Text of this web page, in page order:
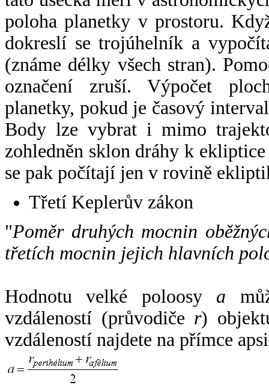
poloha planetky v prostoru.
dokreslí se trojúhelník a
(známe délky všech stran).
označení zruší. Výpočet
planetky, pokud je časový
Body lze vybrat i mimo
zohledněn sklon dráhy k
se pak počítají jen v rovině
Třetí Keplerův zákon
"Poměr druhých mocnin
třetích mocnin jejich hlavních
Hodnotu velké poloosy a
vzdáleností (průvodiče r)
vzdáleností najdete na přímce